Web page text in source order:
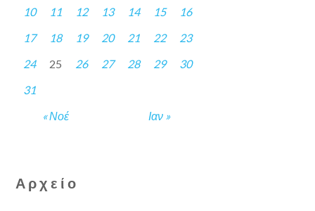
« Νοέ Ιαν »
10
11 12 13 14 15
16
17
18 19 20 21 22
23
24
25 26 27 28 29
30
31
Αρχείο